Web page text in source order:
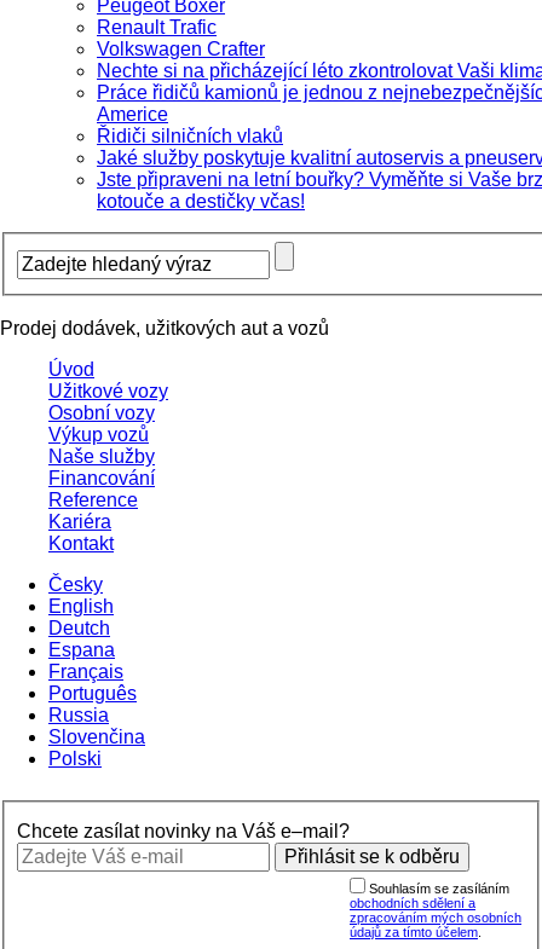
Peugeot Boxer
Renault Trafic
Volkswagen Crafter
Nechte si na přicházející léto zkontrolovat Vaši
Práce řidičů kamionů je jednou z
Americe
Řidiči silničních vlaků
Jaké služby poskytuje kvalitní autoservis a
Jste připraveni na letní bouřky? Vyměňte si Vaše
kotouče a destičky včas!
Prodej dodávek, užitkových aut a vozů
Úvod
Užitkové vozy
Osobní vozy
Výkup vozů
Naše služby
Financování
Reference
Kariéra
Kontakt
Česky
English
Deutch
Espana
Français
Português
Russia
Slovenčina
Polski
Chcete zasílat novinky na Váš e–mail?
Souhlasím se zasíláním
obchodních sdělení a
zpracováním mých osobních
údajů za tímto účelem